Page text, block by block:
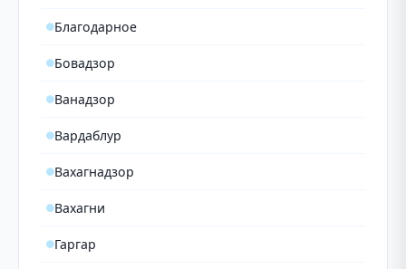
Благодарное
Бовадзор
Ванадзор
Вардаблур
Вахагнадзор
Вахагни
Гаргар